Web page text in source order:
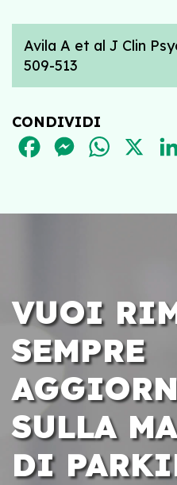
Avila A et al J Clin
509-513
CONDIVIDI
FACEBOOKMESSENGER
VUOI
SEMPRE
SULLA
DI